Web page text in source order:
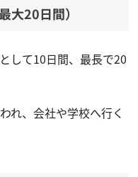
大20日間）
して10日間、最長で20
れ、会社や学校へ行く